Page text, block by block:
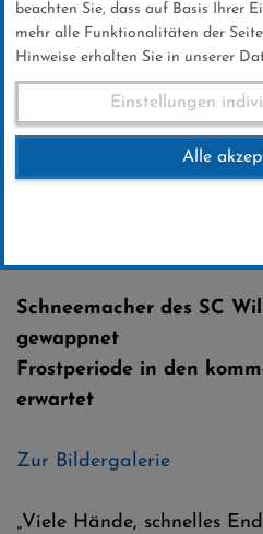
Weltcup-Splitter
26 .November 2016
Schneemacher des SC
gewappnet
Frostperiode in den
erwartet
Zur Bildergalerie
„Viele Hände, schnelles
beachten Sie, dass auf Basis Ihrer
mehr alle Funktionalitäten der
Hinweise erhalten Sie in unserer
Einstellungen
Alle